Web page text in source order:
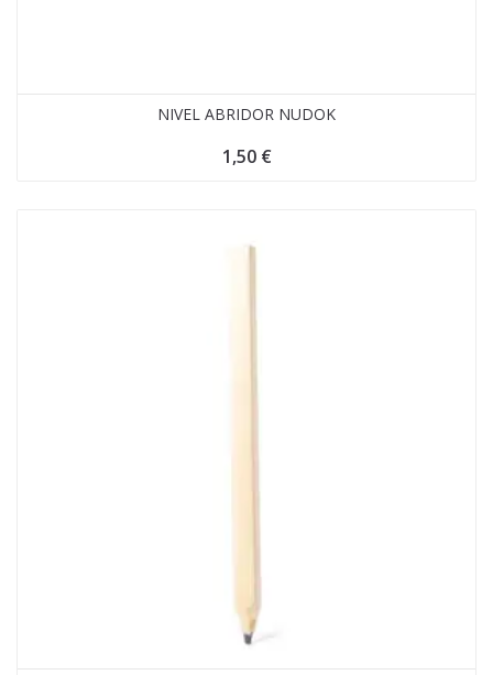
NIVEL ABRIDOR NUDOK
1,50 €